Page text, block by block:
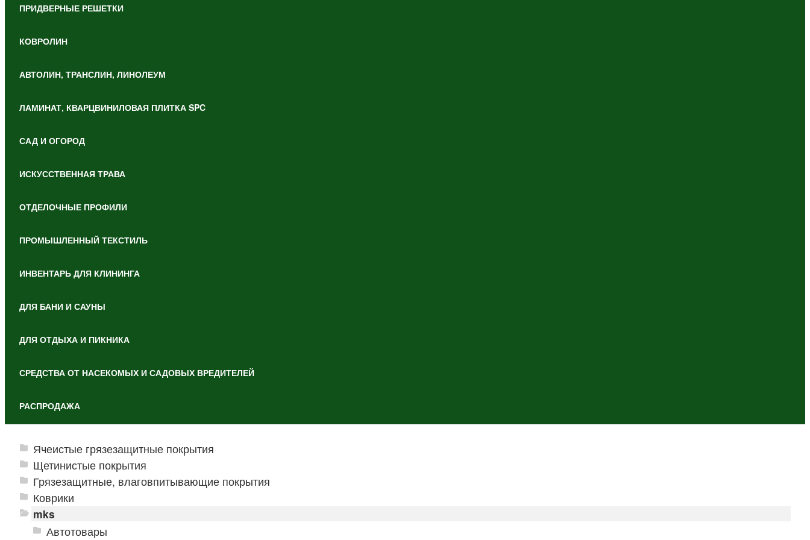
ПРИДВЕРНЫЕ РЕШЕТКИ
КОВРОЛИН
АВТОЛИН, ТРАНСЛИН, ЛИНОЛЕУМ
ЛАМИНАТ, КВАРЦВИНИЛОВАЯ ПЛИТКА SPC
САД И ОГОРОД
ИСКУССТВЕННАЯ ТРАВА
ОТДЕЛОЧНЫЕ ПРОФИЛИ
ПРОМЫШЛЕННЫЙ ТЕКСТИЛЬ
ИНВЕНТАРЬ ДЛЯ КЛИНИНГА
ДЛЯ БАНИ И САУНЫ
ДЛЯ ОТДЫХА И ПИКНИКА
СРЕДСТВА ОТ НАСЕКОМЫХ И САДОВЫХ ВРЕДИТЕЛЕЙ
РАСПРОДАЖА
Ячеистые грязезащитные покрытия
Щетинистые покрытия
Грязезащитные, влаговпитывающие покрытия
Коврики
mks
Автотовары